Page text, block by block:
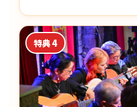
特典 4